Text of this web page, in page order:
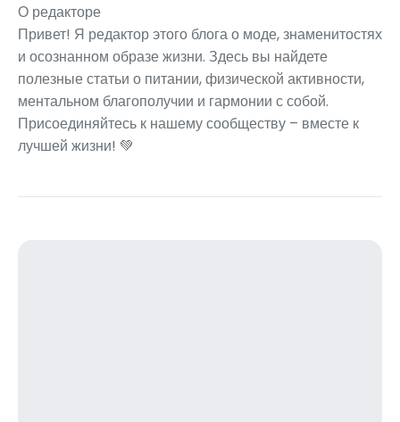
О редакторе
Привет! Я редактор этого блога о моде, знаменитостях
и осознанном образе жизни. Здесь вы найдете
полезные статьи о питании, физической активности,
ментальном благополучии и гармонии с собой.
Присоединяйтесь к нашему сообществу – вместе к
лучшей жизни! 💚